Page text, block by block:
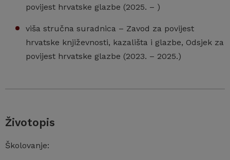
povijest hrvatske glazbe (2025. – )
viša stručna suradnica – Zavod za povijest
hrvatske književnosti, kazališta i glazbe, Odsjek za
povijest hrvatske glazbe (2023. – 2025.)
Životopis
Školovanje: